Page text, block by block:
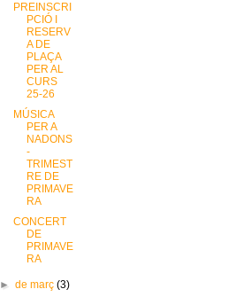
PREINSCRI
PCIÓ I
RESERV
A DE
PLAÇA
PER AL
CURS
25-26
MÚSICA
PER A
NADONS
-
TRIMEST
RE DE
PRIMAVE
RA
CONCERT
DE
PRIMAVE
RA
►de març(3)